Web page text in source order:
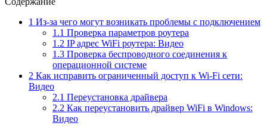
1 Из-за чего могут возникать проблемы с подключением
1.1 Проверка параметров роутера
1.2 IP адрес WiFi роутера: Видео
1.3 Проверка беспроводного соединения к
операционной системе
2 Как исправить ограниченный доступ к Wi-Fi сети:
Видео
2.1 Переустановка драйвера
2.2 Как переустановить драйвер WiFi в Windows:
Видео